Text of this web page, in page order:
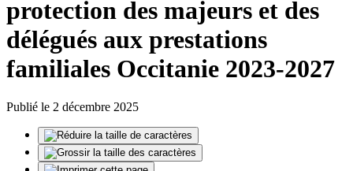
protection des majeurs et des
délégués aux prestations
familiales Occitanie 2023-2027
Publié le 2 décembre 2025